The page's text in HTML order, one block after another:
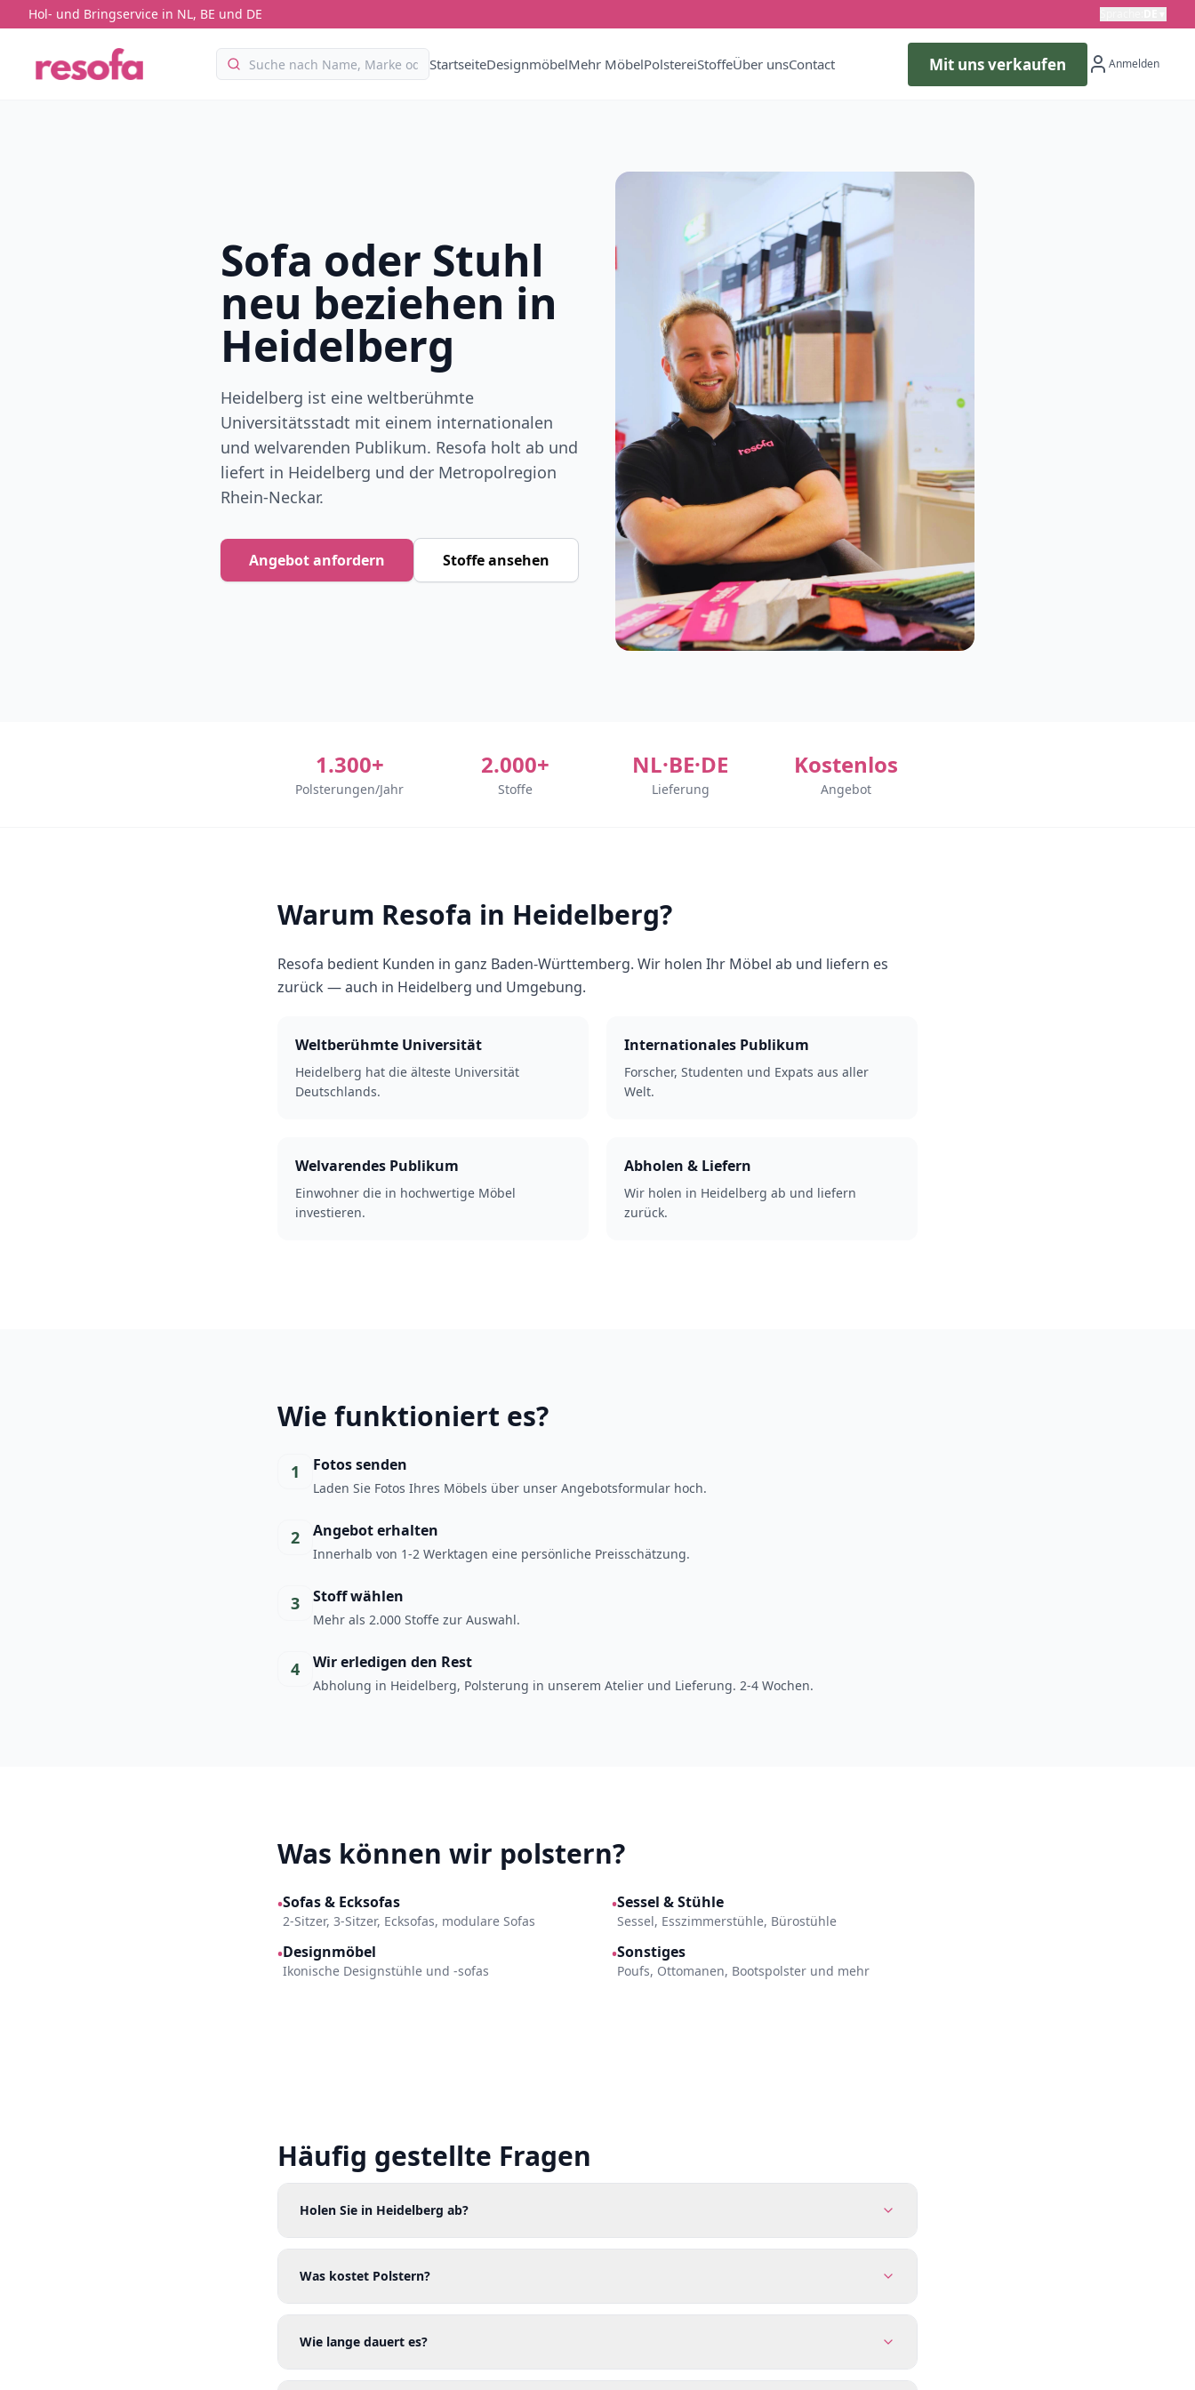
Hol- und Bringservice in NL, BE und DE
StartseiteDesignmöbelMehr MöbelPolstereiStoffeÜber unsContact Mit uns verkaufen Anmelden
Sofa oder Stuhl
neu beziehen in
Heidelberg
Heidelberg ist eine weltberühmte
Universitätsstadt mit einem internationalen
und welvarenden Publikum. Resofa holt ab und
liefert in Heidelberg und der Metropolregion
Rhein-Neckar.
Angebot anfordern Stoffe ansehen
1.300+
Polsterungen/Jahr
2.000+
Stoffe
NL·BE·DE
Lieferung
Kostenlos
Angebot
Warum Resofa in Heidelberg?
Resofa bedient Kunden in ganz Baden-Württemberg. Wir holen Ihr Möbel ab und liefern es
zurück — auch in Heidelberg und Umgebung.
Weltberühmte Universität
Heidelberg hat die älteste Universität
Deutschlands.
Internationales Publikum
Forscher, Studenten und Expats aus aller
Welt.
Welvarendes Publikum
Einwohner die in hochwertige Möbel
investieren.
Abholen & Liefern
Wir holen in Heidelberg ab und liefern
zurück.
Wie funktioniert es?
1 Fotos senden
Laden Sie Fotos Ihres Möbels über unser Angebotsformular hoch.
2 Angebot erhalten
Innerhalb von 1-2 Werktagen eine persönliche Preisschätzung.
3 Stoff wählen
Mehr als 2.000 Stoffe zur Auswahl.
4 Wir erledigen den Rest
Abholung in Heidelberg, Polsterung in unserem Atelier und Lieferung. 2-4 Wochen.
Was können wir polstern?
•Sofas & Ecksofas
2-Sitzer, 3-Sitzer, Ecksofas, modulare Sofas
•Sessel & Stühle
Sessel, Esszimmerstühle, Bürostühle
•Designmöbel
Ikonische Designstühle und -sofas
•Sonstiges
Poufs, Ottomanen, Bootspolster und mehr
Häufig gestellte Fragen
Holen Sie in Heidelberg ab?
Was kostet Polstern?
Wie lange dauert es?